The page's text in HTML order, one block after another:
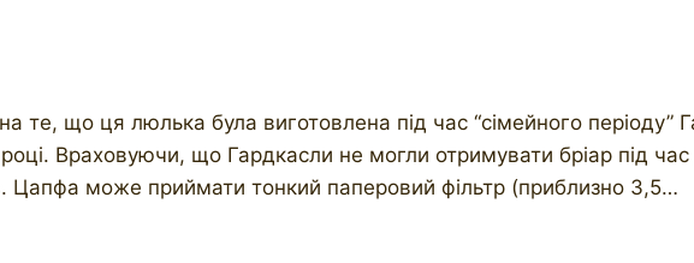
те, що ця люлька була виготовлена ​​під час “сімейного періоду”
Враховуючи, що Гардкасли не могли отримувати бріар під час
Цапфа може приймати тонкий паперовий фільтр (приблизно 3,5…